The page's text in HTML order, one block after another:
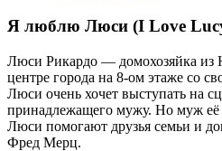
Я люблю Люси (I Love
Люси Рикардо — домохозяйка из
центре города на 8-ом этаже со
Люси очень хочет выступать на
принадлежащего мужу. Но муж её
Люси помогают друзья семьи и
Фред Мерц.